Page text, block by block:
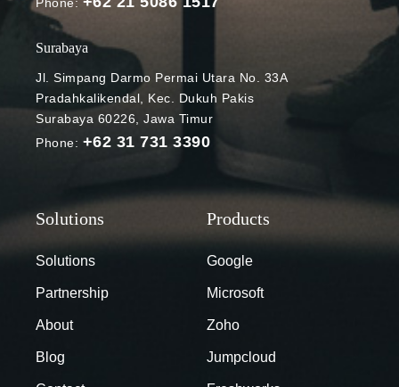
pun telah
oleh instansi
pemerintah.
Laporan dari
Nextgov
bahwa alat
kolaborasi
Workspace
membantu
Surabaya
Jl. Simpang Darmo Permai Utara No. 33A
Pradahkalikendal, Kec. Dukuh Pakis
Surabaya 60226, Jawa Timur
Phone: +62 31 731 3390
Solutions
Partnership
About
Blog
Google
Microsoft
Zoho
Jumpcloud